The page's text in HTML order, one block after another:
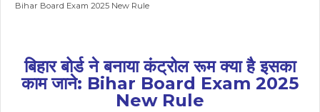
Bihar Board Exam 2025 New Rule
बिहार बोर्ड ने बनाया कंट्रोल रूम क्या है इसका
काम जाने: Bihar Board Exam 2025
New Rule